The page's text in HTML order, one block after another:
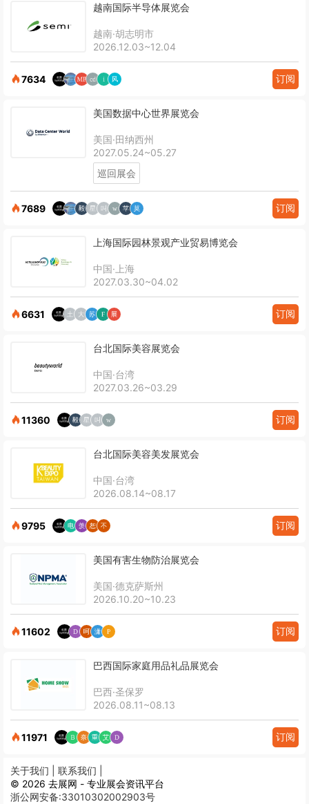
越南国际半导体展览会
越南·胡志明市
2026.12.03~12.04
7634 订阅
美国数据中心世界展览会
美国·田纳西州
2027.05.24~05.27
巡回展会
7689 订阅
上海国际园林景观产业贸易博览会
中国·上海
2027.03.30~04.02
6631 订阅
台北国际美容展览会
中国·台湾
2027.03.26~03.29
11360 订阅
台北国际美容美发展览会
中国·台湾
2026.08.14~08.17
9795 订阅
美国有害生物防治展览会
美国·德克萨斯州
2026.10.20~10.23
11602 订阅
巴西国际家庭用品礼品展览会
巴西·圣保罗
2026.08.11~08.13
11971 订阅
关于我们 | 联系我们 |
© 2026 去展网 - 专业展会资讯平台
浙公网安备:33010302002903号